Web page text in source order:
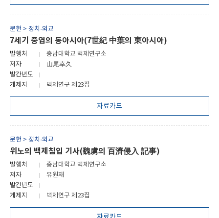
문헌 > 정치·외교
7세기 중엽의 동아시아(7世紀 中葉의 東아시아)
발행처
충남대학교 백제연구소
저자
山尾幸久
발간년도
게제지
백제연구 제23집
자료카드
문헌 > 정치·외교
위노의 백제침입 기사(魏虜의 百濟侵入 記事)
발행처
충남대학교 백제연구소
저자
유원재
발간년도
게제지
백제연구 제23집